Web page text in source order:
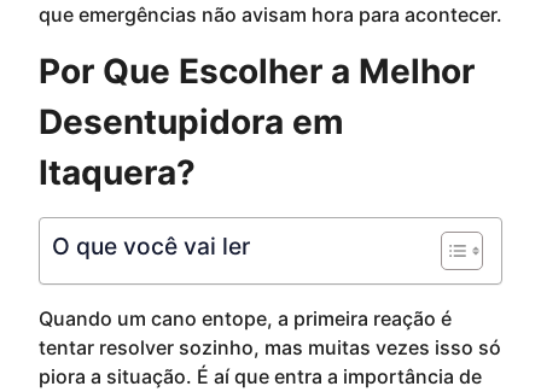
que emergências não avisam hora para acontecer.
Por Que Escolher a Melhor
Desentupidora em
Itaquera?
O que você vai ler
Quando um cano entope, a primeira reação é
tentar resolver sozinho, mas muitas vezes isso só
piora a situação. É aí que entra a importância de